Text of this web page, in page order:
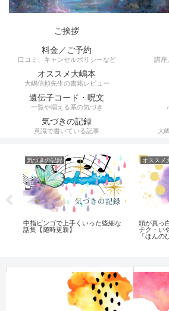
ご挨拶
料金／ご予約
口コミ、キャンセルポリシーなど 講座
オススメ大嶋本
大嶋信頼先生の書籍レビュー
遺伝子コード・呪文
一覧や唱える系の気づき
気づきの記録
意識で書いている記事 大
気づきの記録
中指ビンゴで上手くいった些細な
話集【随時更新】
オススメ
頭が真っ
チク・い
「ほんの